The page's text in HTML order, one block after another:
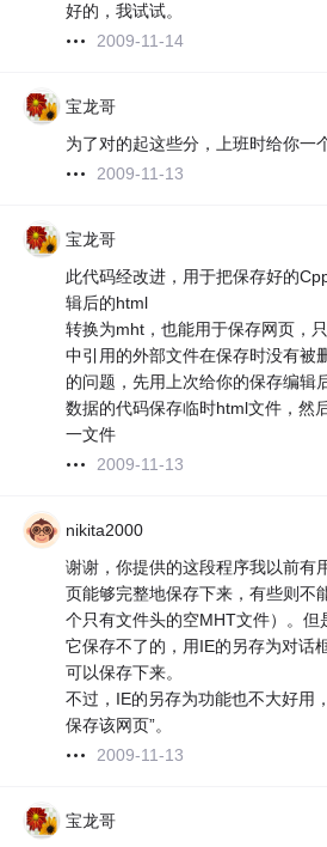
好的，我试试。
2009-11-14
宝龙哥
为了对的起这些分，上班时给你一
2009-11-13
宝龙哥
此代码经改进，用于把保存好的
辑后的html
转换为mht，也能用于保存网页，
中引用的外部文件在保存时没有被
的问题，先用上次给你的保存编辑
数据的代码保存临时html文件，然
一文件
2009-11-13
nikita2000
谢谢，你提供的这段程序我以前有
页能够完整地保存下来，有些则不
个只有文件头的空MHT文件）。但
它保存不了的，用IE的另存为对话
可以保存下来。
不过，IE的另存为功能也不大好用
保存该网页”。
2009-11-13
宝龙哥